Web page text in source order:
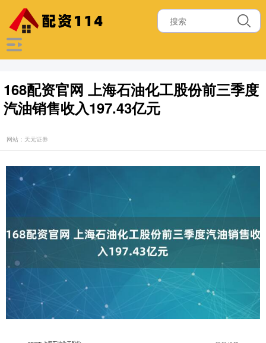
168配资官网 上海石油化工股份前三季度
汽油销售收入197.43亿元
网站：天元证券